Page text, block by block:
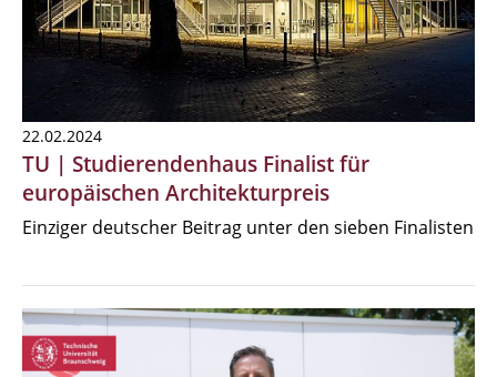
22.02.2024
TU | Studierendenhaus Finalist für
europäischen Architekturpreis
Einziger deutscher Beitrag unter den sieben Finalisten